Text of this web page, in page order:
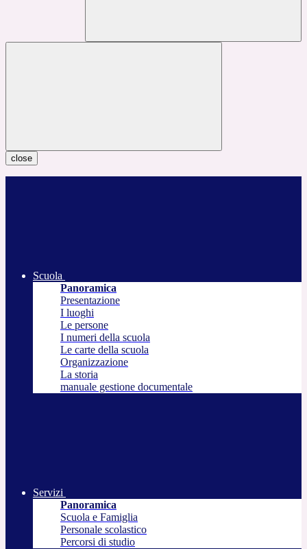
close
Scuola
Panoramica
Presentazione
I luoghi
Le persone
I numeri della scuola
Le carte della scuola
Organizzazione
La storia
manuale gestione documentale
Servizi
Panoramica
Scuola e Famiglia
Personale scolastico
Percorsi di studio